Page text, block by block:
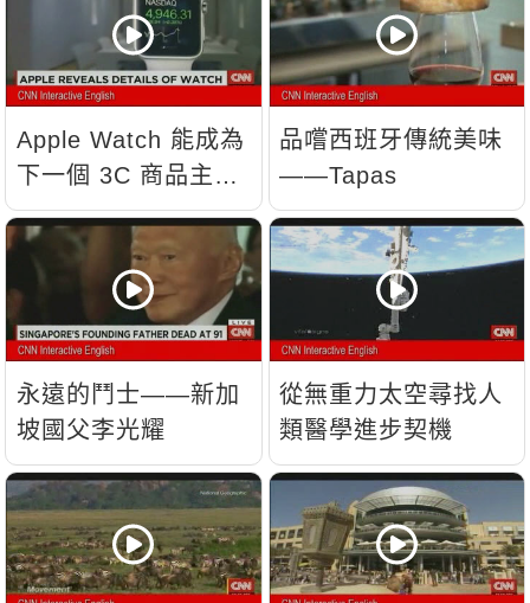
Apple Watch 能成為
下一個 3C 商品主
流？
品嚐西班牙傳統美味
——Tapas
永遠的鬥士——新加
坡國父李光耀
從無重力太空尋找人
類醫學進步契機